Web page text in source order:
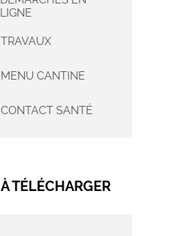
LIGNE
TRAVAUX
MENU CANTINE
CONTACT SANTÉ
À TÉLÉCHARGER